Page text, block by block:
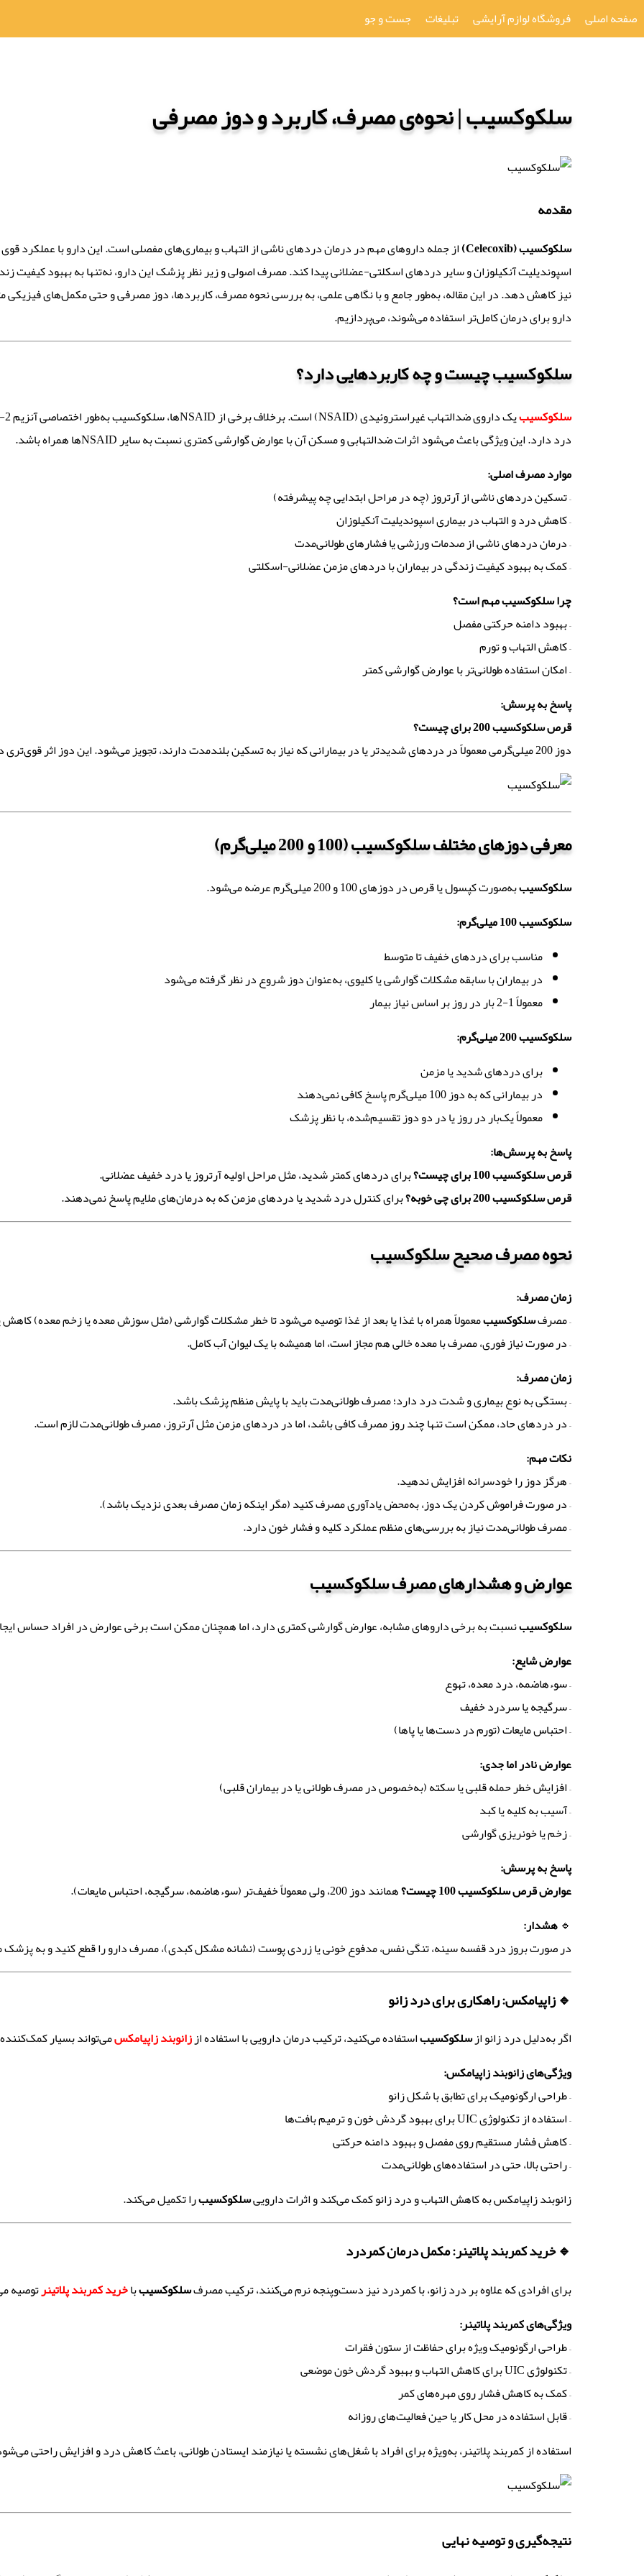
صفحه اصلی فروشگاه لوازم آرایشی تبلیغات جست و جو
سلکوکسیب | نحوه‌ی مصرف، کاربرد و دوز مصرفی
مقدمه
سلکوکسیب(Celecoxib)
از جمله داروهای مهم در درمان دردهای ناشی از التهاب و بیماری‌های مفصلی است. این دارو با عملکرد قوی
اسپوندیلیت آنکیلوزان و سایر دردهای اسکلتی-عضلانی پیدا کند. مصرف اصولی و زیر نظر پزشک این دارو، نه‌تنها به بهبود کیفیت
نیز کاهش دهد. در این مقاله، به‌طور جامع و با نگاهی علمی، به بررسی نحوه مصرف، کاربردها، دوز مصرفی و حتی مکمل‌های فیزیکی
دارو برای درمان کامل‌تر استفاده می‌شوند، می‌پردازیم.
سلکوکسیب چیست و چه کاربردهایی دارد؟
سلکوکسیب
درد دارد. این ویژگی باعث می‌شود اثرات ضدالتهابی و مسکن آن با عوارض گوارشی کمتری نسبت به سایر NSAIDها همراه باشد.
موارد مصرف اصلی:
– تسکین دردهای ناشی از آرتروز (چه در مراحل ابتدایی چه پیشرفته)
– کاهش درد و التهاب در بیماری اسپوندیلیت آنکیلوزان
– درمان دردهای ناشی از صدمات ورزشی یا فشارهای طولانی‌مدت
– کمک به بهبود کیفیت زندگی در بیماران با دردهای مزمن عضلانی-اسکلتی
چرا سلکوکسیب مهم است؟
– بهبود دامنه حرکتی مفصل
– کاهش التهاب و تورم
– امکان استفاده طولانی‌تر با عوارض گوارشی کمتر
پاسخ به پرسش:
قرص سلکوکسیب 200 برای چیست؟
دوز 200 میلی‌گرمی معمولاً در دردهای شدیدتر یا در بیمارانی که نیاز به تسکین بلندمدت دارند، تجویز می‌شود. این دوز اثر قوی‌تری داشته و در کاهش سریع‌تر درد مؤثر است.
معرفی دوزهای مختلف سلکوکسیب (100 و 200 میلی‌گرم)
سلکوکسیببه‌صورت کپسول یا قرص در دوزهای 100 و 200 میلی‌گرم عرضه می‌شود.
سلکوکسیب 100 میلی‌گرم
:
مناسب برای دردهای خفیف تا متوسط
در بیماران با سابقه مشکلات گوارشی یا کلیوی، به‌عنوان دوز شروع در نظر گرفته می‌شود
معمولاً 1-2 بار در روز بر اساس نیاز بیمار
سلکوکسیب 200 میلی‌گرم
:
برای دردهای شدید یا مزمن
در بیمارانی که به دوز 100 میلی‌گرم پاسخ کافی نمی‌دهند
معمولاً یک‌بار در روز یا در دو دوز تقسیم‌شده، با نظر پزشک
پاسخ به پرسش‌ها:
قرص سلکوکسیب 100 برای چیست؟
برای دردهای کمتر شدید، مثل مراحل اولیه آرتروز یا درد خفیف عضلانی.
قرص سلکوکسیب 200 برای چی خوبه؟
برای کنترل درد شدید یا دردهای مزمن که به درمان‌های ملایم پاسخ نمی‌دهند.
نحوه مصرف صحیح سلکوکسیب
زمان مصرف:
– مصرفسلکوکسیبمعمولاً همراه با غذا یا بعد از غذا توصیه می‌شود تا خطر مشکلات گوارشی (مثل سوزش معده یا زخم معده) کاهش
– در صورت نیاز فوری، مصرف با معده خالی هم مجاز است، اما همیشه با یک لیوان آب کامل.
زمان مصرف:
– بستگی به نوع بیماری و شدت درد دارد؛ مصرف طولانی‌مدت باید با پایش منظم پزشک باشد.
– در دردهای حاد، ممکن است تنها چند روز مصرف کافی باشد، اما در دردهای مزمن مثل آرتروز، مصرف طولانی‌مدت لازم است.
نکات مهم:
– هرگز دوز را خودسرانه افزایش ندهید.
– در صورت فراموش کردن یک دوز، به‌محض یادآوری مصرف کنید (مگر اینکه زمان مصرف بعدی نزدیک باشد).
– مصرف طولانی‌مدت نیاز به بررسی‌های منظم عملکرد کلیه و فشار خون دارد.
عوارض و هشدارهای مصرف سلکوکسیب
سلکوکسیبنسبت به برخی داروهای مشابه، عوارض گوارشی کمتری دارد، اما همچنان ممکن است برخی عوارض در افراد حساس
عوارض شایع:
– سوءهاضمه، درد معده، تهوع
– سرگیجه یا سردرد خفیف
– احتباس مایعات (تورم در دست‌ها یا پاها)
عوارض نادر اما جدی:
– افزایش خطر حمله قلبی یا سکته (به‌خصوص در مصرف طولانی یا در بیماران قلبی)
– آسیب به کلیه یا کبد
– زخم یا خونریزی گوارشی
پاسخ به پرسش:
عوارض قرص سلکوکسیب 100 چیست؟
همانند دوز 200، ولی معمولاً خفیف‌تر (سوءهاضمه، سرگیجه، احتباس مایعات).
🔹هشدار:
در صورت بروز درد قفسه سینه، تنگی نفس، مدفوع خونی یا زردی پوست (نشانه مشکل کبدی)، مصرف دارو را قطع کنید و به پزشک
🔹زاپیامکس: راهکاری برای درد زانو
اگر به‌دلیل درد زانو ازسلکوکسیباستفاده می‌کنید، ترکیب درمان دارویی با استفاده اززانوبند زاپیامکسمی‌تواند بسیار
ویژگی‌های زانوبند زاپیامکس:
– طراحی ارگونومیک برای تطابق با شکل زانو
– استفاده از تکنولوژی UIC برای بهبود گردش خون و ترمیم بافت‌ها
– کاهش فشار مستقیم روی مفصل و بهبود دامنه حرکتی
– راحتی بالا، حتی در استفاده‌های طولانی‌مدت
زانوبند زاپیامکس به کاهش التهاب و درد زانو کمک می‌کند و اثرات داروییسلکوکسیبرا تکمیل می‌کند.
🔹خرید کمربند پلاتینر: مکمل درمان کمردرد
برای افرادی که علاوه بر درد زانو، با کمردرد نیز دست‌وپنجه نرم می‌کنند، ترکیب مصرفسلکوکسیبباخریدکمربند پلاتینرتوصیه
ویژگی‌های کمربند پلاتینر:
– طراحی ارگونومیک ویژه برای حفاظت از ستون فقرات
– تکنولوژی UIC برای کاهش التهاب و بهبود گردش خون موضعی
– کمک به کاهش فشار روی مهره‌های کمر
– قابل استفاده در محل کار یا حین فعالیت‌های روزانه
استفاده از کمربند پلاتینر، به‌ویژه برای افراد با شغل‌های نشسته یا نیازمند ایستادن طولانی، باعث کاهش درد و افزایش راحتی
نتیجه‌گیری و توصیه نهایی